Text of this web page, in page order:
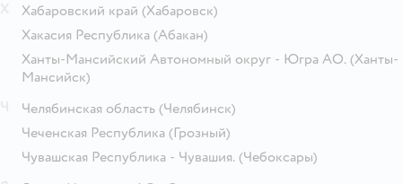
Хабаровский край (Хабаровск)
Хакасия Республика (Абакан)
Ханты-Мансийский Автономный округ - Югра АО. (Ханты-
Мансийск)
Челябинская область (Челябинск)
Чеченская Республика (Грозный)
Чувашская Республика - Чувашия. (Чебоксары)